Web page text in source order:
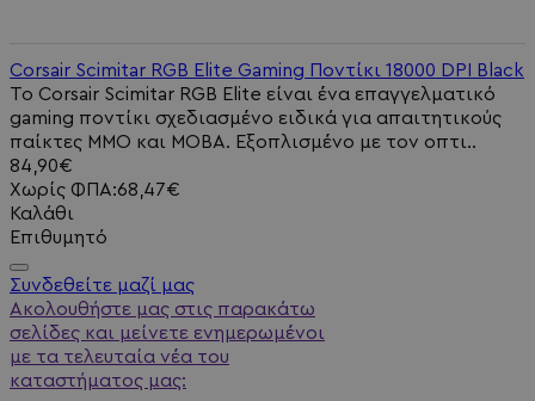
Corsair Scimitar RGB Elite Gaming Ποντίκι 18000 DPI Black
Το Corsair Scimitar RGB Elite είναι ένα επαγγελματικό
gaming ποντίκι σχεδιασμένο ειδικά για απαιτητικούς
παίκτες MMO και MOBA. Εξοπλισμένο με τον οπτι..
84,90€
Χωρίς ΦΠΑ:68,47€
Καλάθι
Επιθυμητό
Συνδεθείτε μαζί μας
Ακολουθήστε μας στις παρακάτω
σελίδες και μείνετε ενημερωμένοι
με τα τελευταία νέα του
καταστήματος μας: